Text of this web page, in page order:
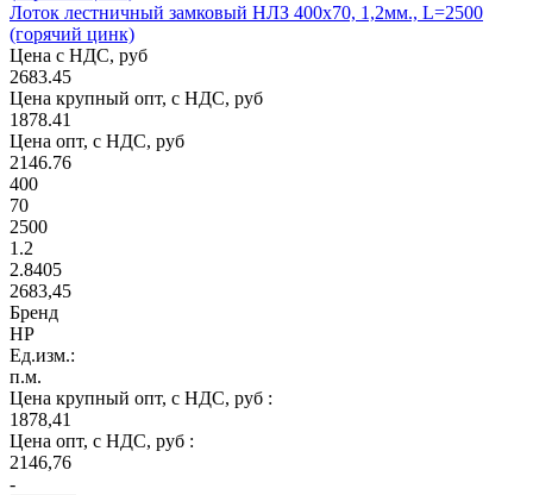
Лоток лестничный замковый НЛЗ 400х70, 1,2мм., L=2500
(горячий цинк)
Цена с НДС, руб
2683.45
Цена крупный опт, с НДС, руб
1878.41
Цена опт, с НДС, руб
2146.76
400
70
2500
1.2
2.8405
2683,45
Бренд
НР
Ед.изм.:
п.м.
Цена крупный опт, с НДС, руб :
1878,41
Цена опт, с НДС, руб :
2146,76
-